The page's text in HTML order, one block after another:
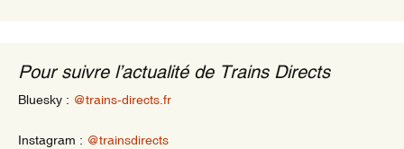
Pour suivre l’actualité de Trains Directs
Bluesky : @trains-directs.fr
Instagram : @trainsdirects